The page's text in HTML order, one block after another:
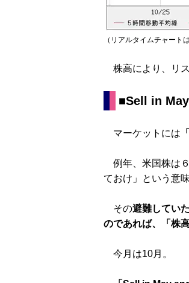
（リアルタイムチャート
株高により、リス
■Sell in
マーケットには
例年、米国株は
ておけ」という意味
その避難してい
のであれば、「株
今月は10月。